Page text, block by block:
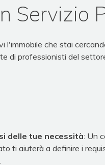
Servizio
l'immobile che stai
di professionisti del
delle tue necessità: Un
ti aiuterà a definire i